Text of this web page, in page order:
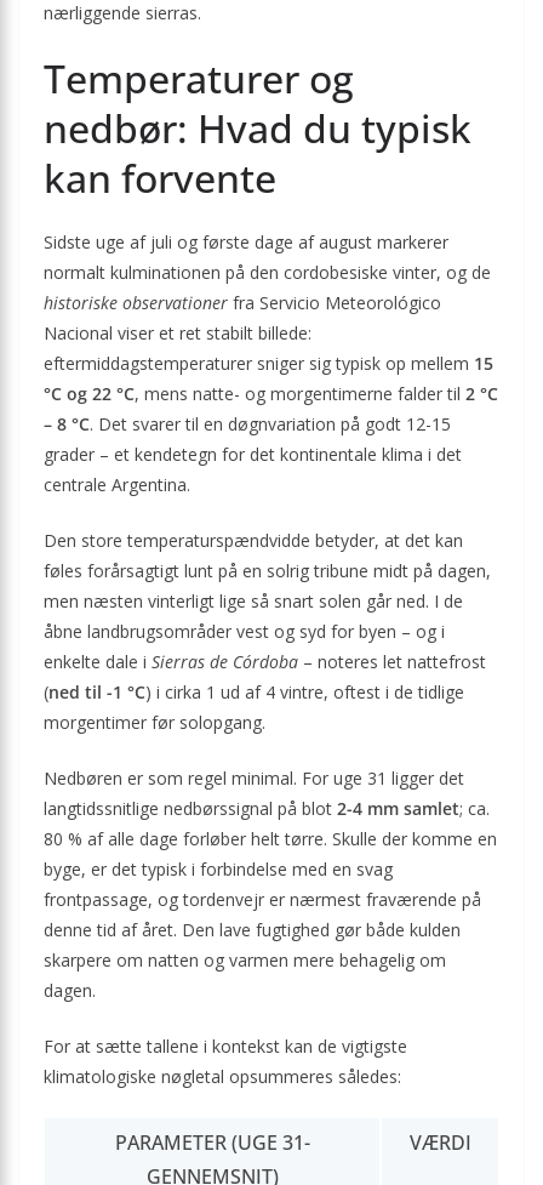
nærliggende sierras.
Temperaturer og
nedbør: Hvad du typisk
kan forvente
Sidste uge af juli og første dage af august markerer
normalt kulminationen på den cordobesiske vinter, og de
historiske observationer fra Servicio Meteorológico
Nacional viser et ret stabilt billede:
eftermiddagstemperaturer sniger sig typisk op mellem 15
°C og 22 °C, mens natte- og morgentimerne falder til 2 °C
– 8 °C. Det svarer til en døgnvariation på godt 12-15
grader – et kendetegn for det kontinentale klima i det
centrale Argentina.
Den store temperaturspændvidde betyder, at det kan
føles forårsagtigt lunt på en solrig tribune midt på dagen,
men næsten vinterligt lige så snart solen går ned. I de
åbne landbrugsområder vest og syd for byen – og i
enkelte dale i Sierras de Córdoba – noteres let nattefrost
(ned til -1 °C) i cirka 1 ud af 4 vintre, oftest i de tidlige
morgentimer før solopgang.
Nedbøren er som regel minimal. For uge 31 ligger det
langtidssnitlige nedbørs­signal på blot 2-4 mm samlet; ca.
80 % af alle dage forløber helt tørre. Skulle der komme en
byge, er det typisk i forbindelse med en svag
frontpassage, og tordenvejr er nærmest fraværende på
denne tid af året. Den lave fugtighed gør både kulden
skarpere om natten og varmen mere behagelig om
dagen.
For at sætte tallene i kontekst kan de vigtigste
klimatologiske nøgletal opsummeres således:
PARAMETER (UGE 31-
GENNEMSNIT)
VÆRDI